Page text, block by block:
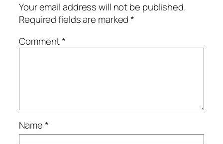
Your email address will not be published.
Required fields are marked*
Comment*
Name*